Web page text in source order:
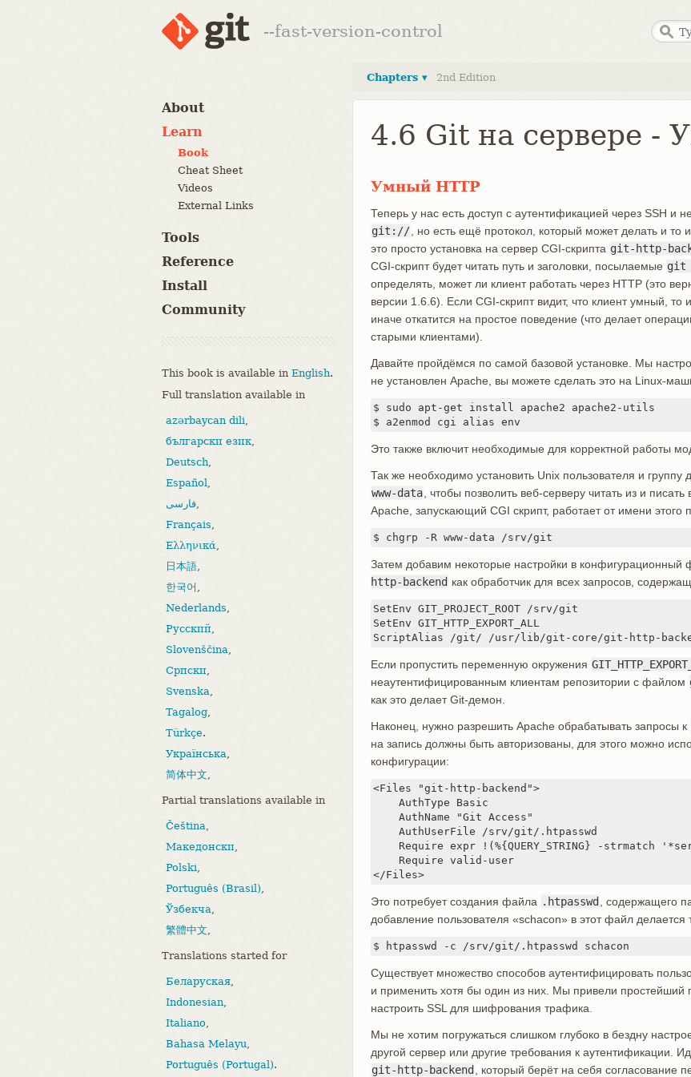
--fast-version-control
About
Learn
Book
Cheat Sheet
Videos
External Links
Tools
Reference
Install
Community
This book is available in English.
Full translation available in
azərbaycan dili,
български език,
Deutsch,
Español,
فارسی,
Français,
Ελληνικά,
日本語,
한국어 ,
Nederlands,
Русский,
Slovenščina,
Српски,
Svenska,
Tagalog,
Türkçe.
Українська,
简体中文,
Partial translations available in
Čeština,
Македонски,
Polski,
Português (Brasil),
Ўзбекча,
繁體中文,
Translations started for
Беларуская,
Indonesian,
Italiano,
Bahasa Melayu,
Português (Portugal).
Chapters ▾ 2nd Edition
4.6 Git на сервере -
Умный HTTP
Теперь у нас есть доступ с аутентификацией через SSH и
git:// , но есть ещё протокол, который может делать и
это просто установка на сервер CGI-скрипта git-http-
CGI-скрипт будет читать путь и заголовки, посылаемые git
определять, может ли клиент работать через HTTP (это
версии 1.6.6). Если CGI-скрипт видит, что клиент умный,
иначе откатится на простое поведение (что делает
старыми клиентами).
Давайте пройдёмся по самой базовой установке. Мы
не установлен Apache, вы можете сделать это на Linux-
$ sudo apt-get install apache2 apache2-utils
$ a2enmod cgi alias env
Это также включит необходимые для корректной работы
Так же необходимо установить Unix пользователя и группу
www-data , чтобы позволить веб-серверу читать из и
Apache, запускающий CGI скрипт, работает от имени этого
$ chgrp -R www-data /srv/git
Затем добавим некоторые настройки в конфигурационный
http-backend как обработчик для всех запросов,
SetEnv GIT_PROJECT_ROOT /srv/git
SetEnv GIT_HTTP_EXPORT_ALL
ScriptAlias /git/ /usr/lib/git-core/git-http-
Если пропустить переменную окружения
неаутентифицированным клиентам репозитории с файлом
как это делает Git-демон.
Наконец, нужно разрешить Apache обрабатывать запросы к
на запись должны быть авторизованы, для этого можно
конфигурации:
<Files "git-http-backend">
    AuthType Basic
    AuthName "Git Access"
    AuthUserFile /srv/git/.htpasswd
Require expr !(%{QUERY_STRING} -strmatch
    Require valid-user
</Files>
Это потребует создания файла .htpasswd
, содержащего
добавление пользователя «schacon» в этот файл делается
$ htpasswd -c /srv/git/.htpasswd schacon
Существует множество способов аутентифицировать
и применить хотя бы один из них. Мы привели простейший
настроить SSL для шифрования трафика.
Мы не хотим погружаться слишком глубоко в бездну
другой сервер или другие требования к аутентификации.
git-http-backend
, который берёт на себя согласование